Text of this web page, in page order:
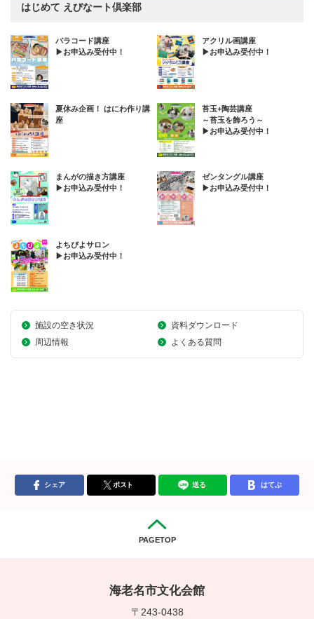
はじめて えびなート倶楽部
パラコード講座
▶お申込み受付中！
アクリル画講座
▶お申込み受付中！
夏休み企画！ はにわ作り講
座
苔玉+陶芸講座
～苔玉を飾ろう～
▶お申込み受付中！
まんがの描き方講座
▶お申込み受付中！
ゼンタングル講座
▶お申込み受付中！
よちぴよサロン
▶お申込み受付中！
施設の空き状況
資料ダウンロード
周辺情報
よくある質問
シェア ポスト 送る はてぶ
PAGETOP
海老名市文化会館
〒243-0438